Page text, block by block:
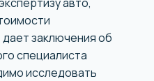
заключения об
специалиста
исследовать